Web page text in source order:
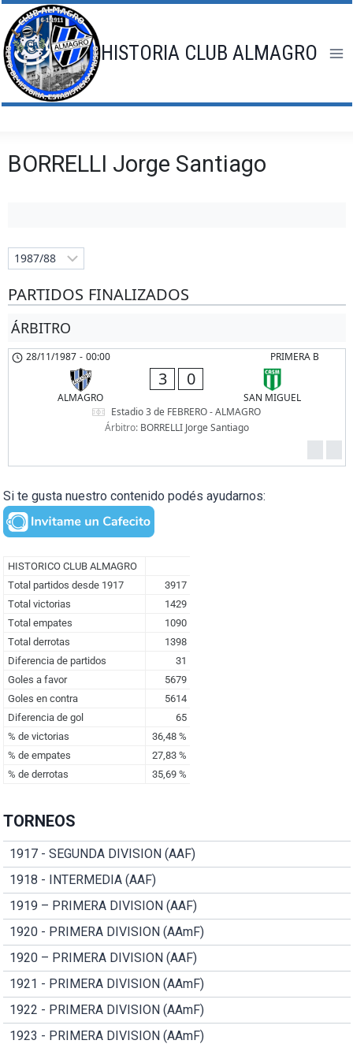
Saltar
al
contenido
HISTORIA CLUB ALMAGRO
BORRELLI Jorge Santiago
PARTIDOS FINALIZADOS
ÁRBITRO
PRIMERA B
28/11/1987 - 00:00
ALMAGRO
3 0
SAN MIGUEL
Estadio 3 de FEBRERO - ALMAGRO
Árbitro: BORRELLI Jorge Santiago
Si te gusta nuestro contenido podés ayudarnos:
TORNEOS
1917 - SEGUNDA DIVISION (AAF)
1918 - INTERMEDIA (AAF)
1919 – PRIMERA DIVISION (AAF)
1920 - PRIMERA DIVISION (AAmF)
1920 – PRIMERA DIVISION (AAF)
1921 - PRIMERA DIVISION (AAmF)
1922 - PRIMERA DIVISION (AAmF)
1923 - PRIMERA DIVISION (AAmF)